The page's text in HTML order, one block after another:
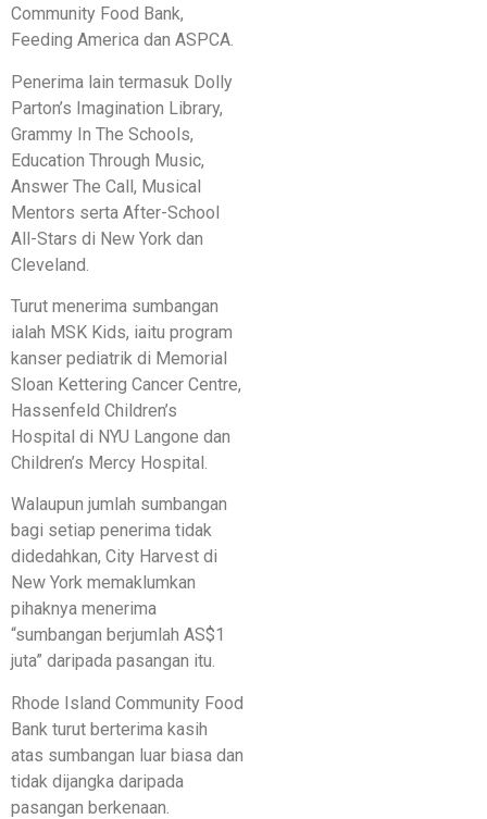
Community Food Bank,
Feeding America dan ASPCA.
Penerima lain termasuk Dolly
Parton’s Imagination Library,
Grammy In The Schools,
Education Through Music,
Answer The Call, Musical
Mentors serta After-School
All-Stars di New York dan
Cleveland.
Turut menerima sumbangan
ialah MSK Kids, iaitu program
kanser pediatrik di Memorial
Sloan Kettering Cancer Centre,
Hassenfeld Children’s
Hospital di NYU Langone dan
Children’s Mercy Hospital.
Walaupun jumlah sumbangan
bagi setiap penerima tidak
didedahkan, City Harvest di
New York memaklumkan
pihaknya menerima
“sumbangan berjumlah AS$1
juta” daripada pasangan itu.
Rhode Island Community Food
Bank turut berterima kasih
atas sumbangan luar biasa dan
tidak dijangka daripada
pasangan berkenaan.